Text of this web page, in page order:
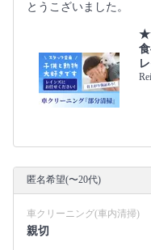
とうこざいました。
匿名希望(〜20代)
車クリーニング(車内清掃)
親切